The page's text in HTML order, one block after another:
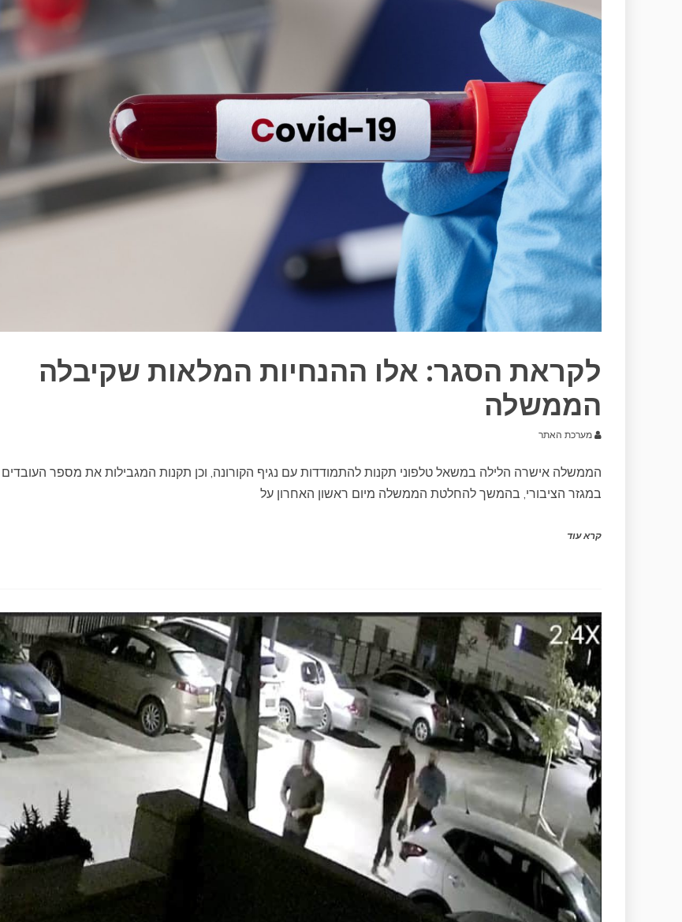
לקראת הסגר: אלו ההנחיות המלאות שקיבלה
הממשלה
מערכת האתר
הממשלה אישרה הלילה במשאל טלפוני תקנות להתמודדות עם נגיף הקורונה, וכן תקנות המגבילות את מספר העובדים
במגזר הציבורי, בהמשך להחלטת הממשלה מיום ראשון האחרון על
קרא עוד